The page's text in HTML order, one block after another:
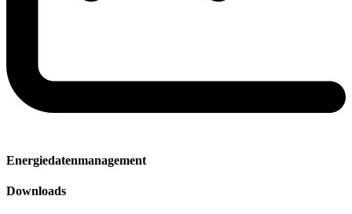
Energiedatenmanagement
Downloads